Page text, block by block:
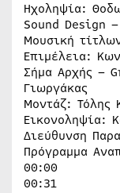
Ηχοληψία:
Sound Design
Μουσική
Επιμέλεια:
Σήμα Αρχής –
Γιωργάκας
Μοντάζ: Τόλης
Εικονοληψία:
Διεύθυνση
Πρόγραμμα
00:00
00:31